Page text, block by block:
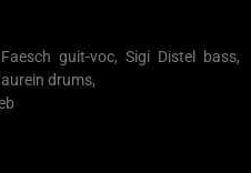
guit-voc, Sigi Distel bass,
drums,